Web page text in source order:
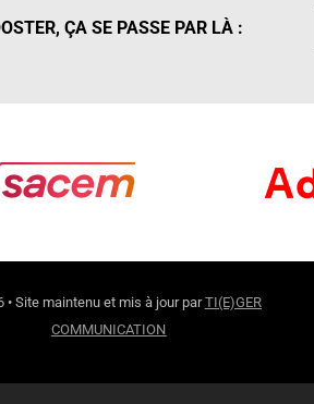
ÇA SE PASSE PAR LÀ :
• Site maintenu et mis à jour parTI(E)GER
COMMUNICATION